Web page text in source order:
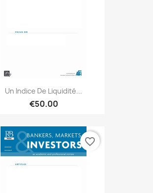
Un Indice De Liquidité...
€50.00
favorite_border